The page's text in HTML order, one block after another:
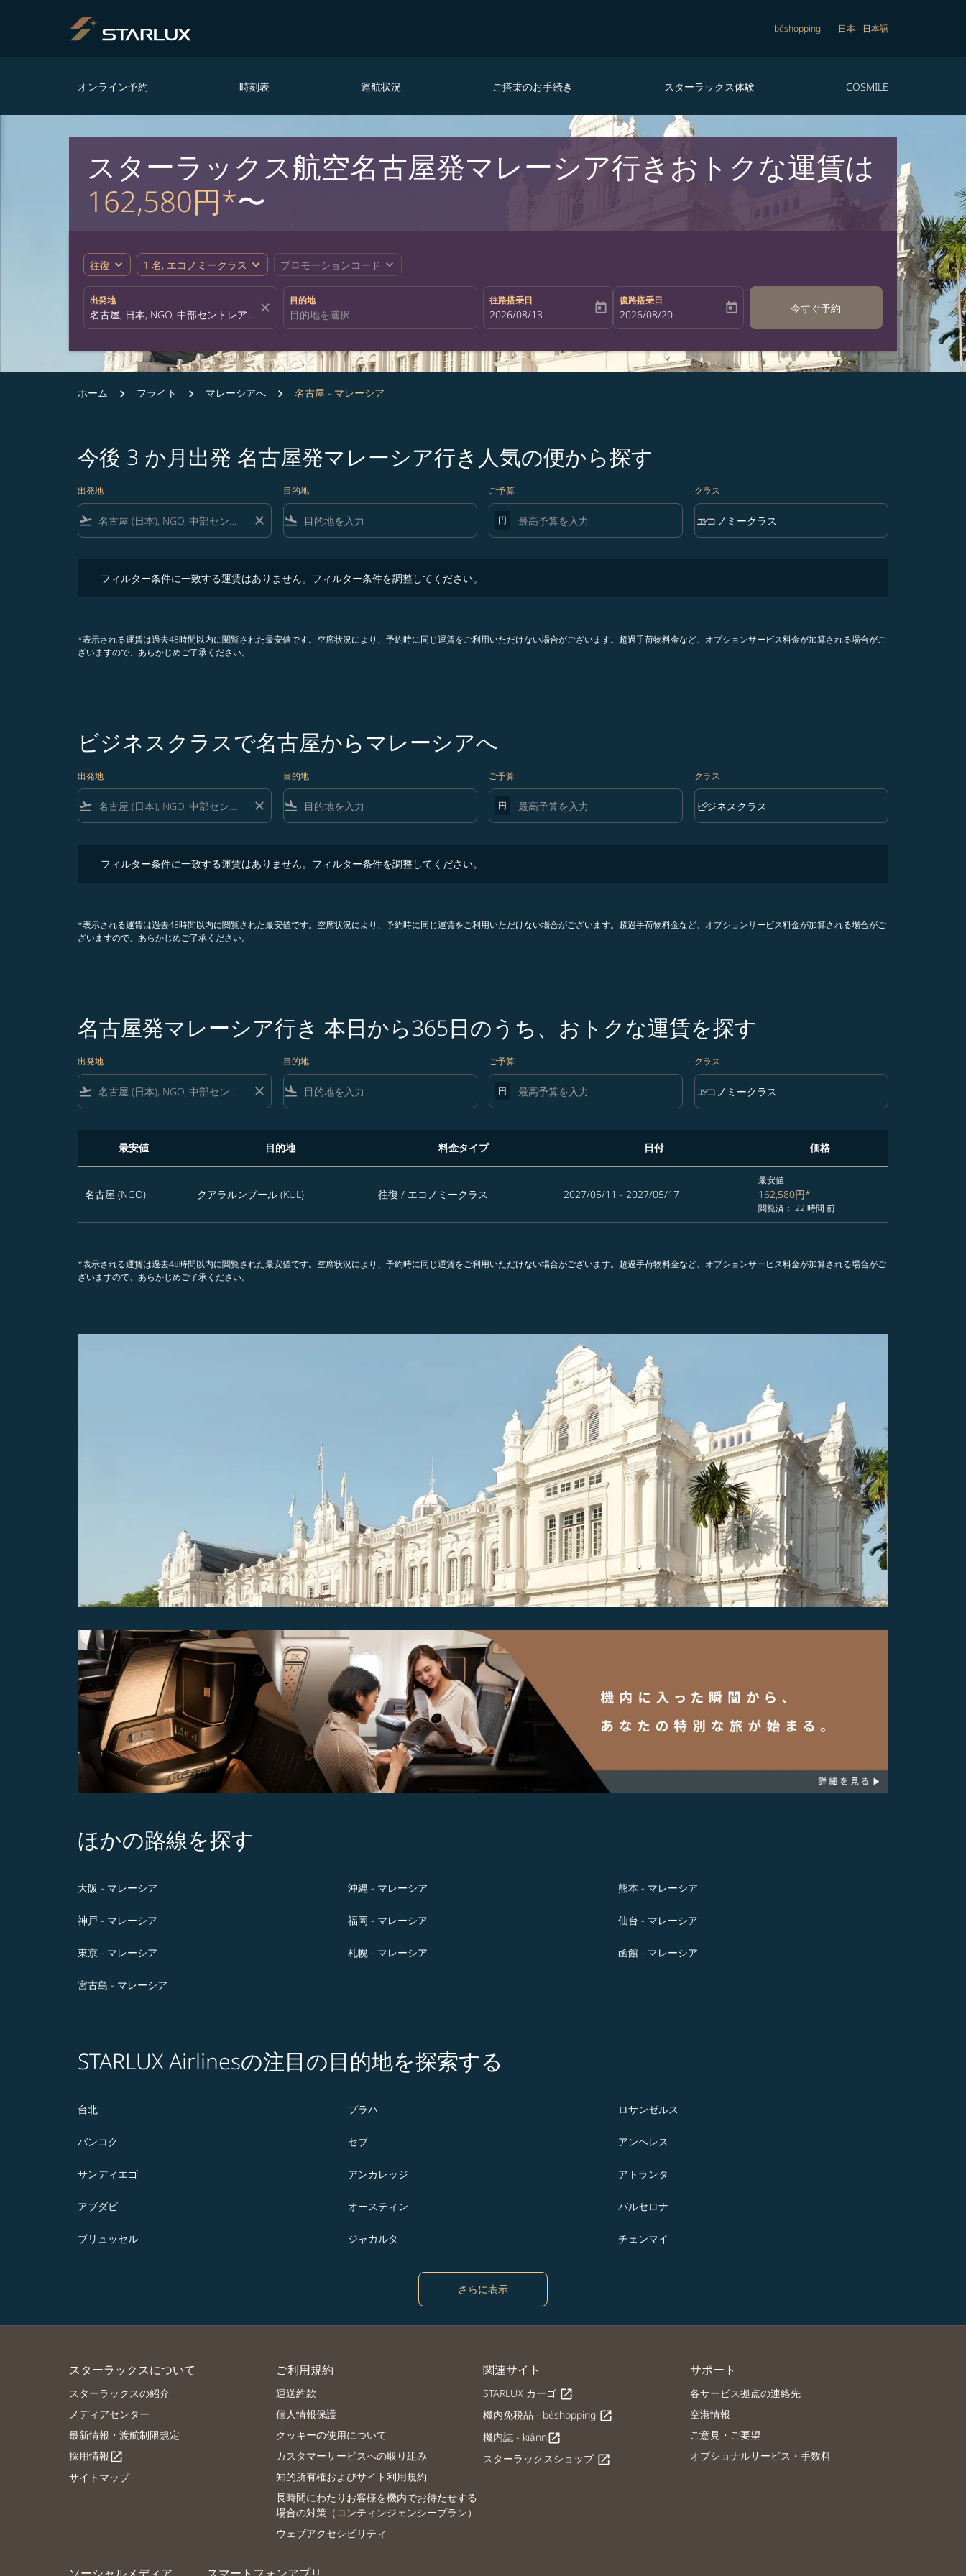
béshopping 日本- 日本語
オンライン予約 時刻表 運航状況 ご搭乗のお手続き スターラックス体験 COSMILE
スターラックス航空名古屋発マレーシア行きおトクな運賃は
162,580円*〜
往復 expand_more 1 名, エコノミークラス expand_more プロモーションコード expand_more
出発地
close
目的地 往路搭乗日
fc-booking-departure-date-aria-label
2026/08/13 today
復路搭乗日
fc-booking-return-date-aria-label
2026/08/20 today 今すぐ予約
ホーム フライト マレーシアへ 名古屋 - マレーシア
今後 3 か月出発 名古屋発マレーシア行き人気の便から探す
出発地
flight_takeoff close
目的地
flight_land
ご予算
円
クラス
クラス option エコノミークラス Selected
エコノミークラス
keyboard_arrow_down
フィルター条件に一致する運賃はありません。フィルター条件を調整してください。
*表示される運賃は過去48時間以内に閲覧された最安値です。空席状況により、予約時に同じ運賃をご利用いただけない場合がございます。超過手荷物料金など、オプションサービス料金が加算される場合がご
ざいますので、あらかじめご了承ください。
ビジネスクラスで名古屋からマレーシアへ
出発地
flight_takeoff close
目的地
flight_land
ご予算
円
クラス
クラス option ビジネスクラス Selected
ビジネスクラス
keyboard_arrow_down
フィルター条件に一致する運賃はありません。フィルター条件を調整してください。
*表示される運賃は過去48時間以内に閲覧された最安値です。空席状況により、予約時に同じ運賃をご利用いただけない場合がございます。超過手荷物料金など、オプションサービス料金が加算される場合がご
ざいますので、あらかじめご了承ください。
名古屋発マレーシア行き 本日から365日のうち、おトクな運賃を探す
出発地
flight_takeoff close
目的地
flight_land
ご予算
円
クラス
クラス option エコノミークラス Selected
エコノミークラス
keyboard_arrow_down
最安値 目的地 料金タイプ 日付 価格
名古屋 (NGO) クアラルンプール (KUL) 往復 / エコノミークラス 2027/05/11 - 2027/05/17
最安値
162,580円*
閲覧済： 22 時間 前
*表示される運賃は過去48時間以内に閲覧された最安値です。空席状況により、予約時に同じ運賃をご利用いただけない場合がございます。超過手荷物料金など、オプションサービス料金が加算される場合がご
ざいますので、あらかじめご了承ください。
ほかの路線を探す
大阪 - マレーシア 沖縄 - マレーシア 熊本 - マレーシア
神戸 - マレーシア 福岡 - マレーシア 仙台 - マレーシア
東京 - マレーシア 札幌 - マレーシア 函館 - マレーシア
宮古島 - マレーシア
STARLUX Airlinesの注目の目的地を探索する
台北 プラハ ロサンゼルス
バンコク セブ アンヘレス
サンディエゴ アンカレッジ アトランタ
アブダビ オースティン バルセロナ
ブリュッセル ジャカルタ チェンマイ
さらに表示
スターラックスについて
スターラックスの紹介
メディアセンター
最新情報・渡航制限規定
採用情報open_in_new
サイトマップ
ご利用規約
運送約款
個人情報保護
クッキーの使用について
カスタマーサービスへの取り組み
知的所有権およびサイト利用規約
長時間にわたりお客様を機内でお待たせする
場合の対策（コンティンジェンシープラン）
ウェブアクセシビリティ
関連サイト
STARLUX カーゴ open_in_new
機内免税品 - béshopping open_in_new
機内誌 - kiânnopen_in_new
スターラックスショップ open_in_new
サポート
各サービス拠点の連絡先
空港情報
ご意見・ご要望
オプショナルサービス・手数料